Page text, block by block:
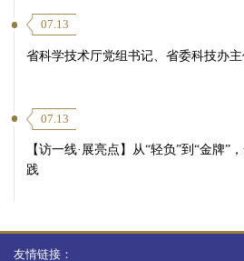
07.13
省科学技术厅党组书记、省委科技办
07.13
【访一线·展亮点】从“轻负”到“金牌”
践
友情链接：